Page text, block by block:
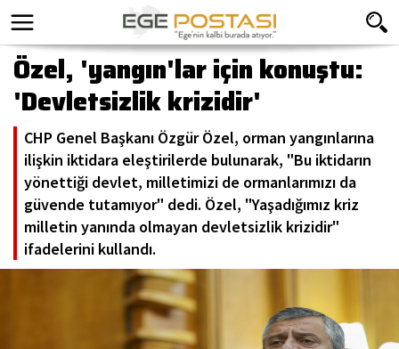
Özel, 'yangın'lar için konuştu:
'Devletsizlik krizidir'
CHP Genel Başkanı Özgür Özel, orman yangınlarına
ilişkin iktidara eleştirilerde bulunarak, "Bu iktidarın
yönettiği devlet, milletimizi de ormanlarımızı da
güvende tutamıyor" dedi. Özel, "Yaşadığımız kriz
milletin yanında olmayan devletsizlik krizidir"
ifadelerini kullandı.